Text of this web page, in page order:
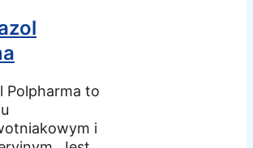
Polpharma to
i